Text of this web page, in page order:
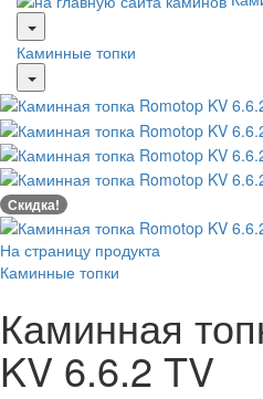
Каминные топки
Скидка!
На страницу продукта
Каминные топки
Каминная
KV 6.6.2 TV